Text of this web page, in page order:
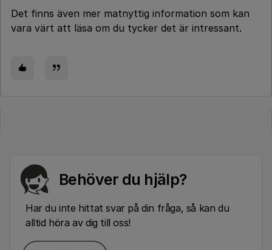
Det finns även mer matnyttig information som kan
vara värt att läsa om du tycker det är intressant.
Behöver du hjälp?
Har du inte hittat svar på din fråga, så kan du
alltid höra av dig till oss!